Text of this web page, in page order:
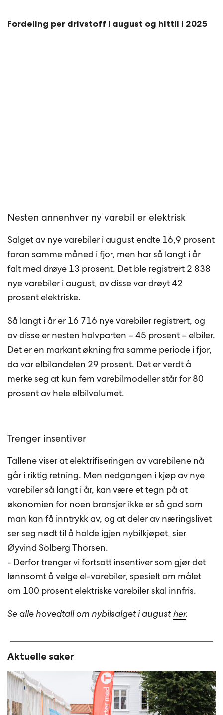
Fordeling per drivstoff i august og hittil i 2025
Nesten annenhver ny varebil er elektrisk
Salget av nye varebiler i august endte 16,9 prosent
foran samme måned i fjor, men har så langt i år
falt med drøye 13 prosent. Det ble registrert 2 838
nye varebiler i august, av disse var drøyt 42
prosent elektriske.
Så langt i år er 16 716 nye varebiler registrert, og
av disse er nesten halvparten – 45 prosent – elbiler.
Det er en markant økning fra samme periode i fjor,
da var elbilandelen 29 prosent. Det er verdt å
merke seg at kun fem varebilmodeller står for 80
prosent av hele elbilvolumet.
Trenger insentiver
Tallene viser at elektrifiseringen av varebilene nå
går i riktig retning. Men nedgangen i kjøp av nye
varebiler så langt i år, kan være et tegn på at
økonomien for noen bransjer ikke er så god som
man kan få inntrykk av, og at deler av næringslivet
ser seg nødt til å holde igjen nybilkjøpet, sier
Øyvind Solberg Thorsen.
- Derfor trenger vi fortsatt insentiver som gjør det
lønnsomt å velge el-varebiler, spesielt om målet
om 100 prosent elektriske varebiler skal innfris.
Se alle hovedtall om nybilsalget i augusther.
Aktuelle saker